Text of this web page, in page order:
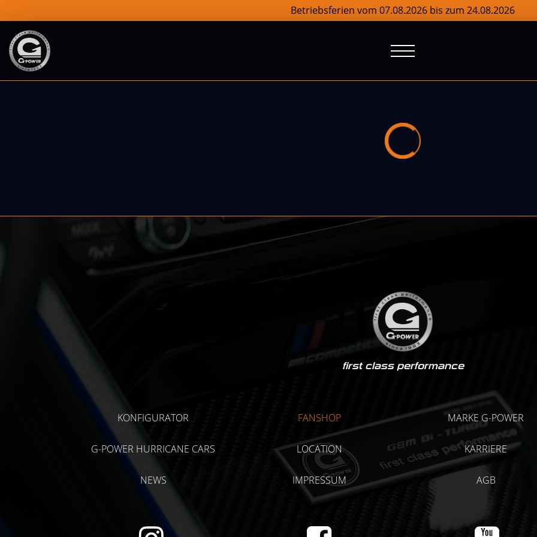
Betriebsferien vom 07.08.2026 bis zum 24.08.2026
first class performance
KONFIGURATOR FANSHOP MARKE G-POWER
G-POWER HURRICANE CARS LOCATION KARRIERE
NEWS IMPRESSUM AGB